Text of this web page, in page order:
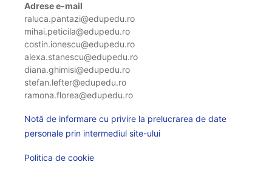
Adrese e-mail
raluca.pantazi@edupedu.ro
mihai.peticila@edupedu.ro
costin.ionescu@edupedu.ro
alexa.stanescu@edupedu.ro
diana.ghimisi@edupedu.ro
stefan.lefter@edupedu.ro
ramona.florea@edupedu.ro
Notă de informare cu privire la prelucrarea de date
personale prin intermediul site-ului
Politica de cookie